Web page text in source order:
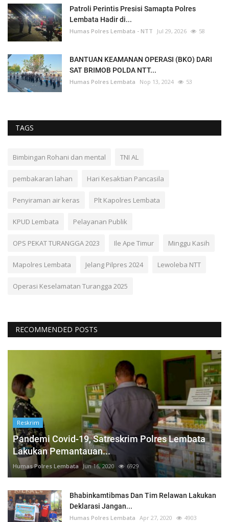
Patroli Perintis Presisi Samapta Polres
Lembata Hadir di...
Humas Polres Lembata - NTT Jul 29, 2026 58
BANTUAN KEAMANAN OPERASI (BKO) DARI
SAT BRIMOB POLDA NTT...
Humas Polres Lembata Nop 13, 2024 53
TAGS
Bimbingan Rohani dan mental TNI AL
pembakaran lahan Hari Kesaktian Pancasila
Penyiraman air keras Plt Kapolres Lembata
KPUD Lembata Pelayanan Publik
OPS PEKAT TURANGGA 2023 Ile Ape Timur Minggu Kasih
Mapolres Lembata Jelang Pilpres 2024 Lewoleba NTT
Operasi Keselamatan Turangga 2025
RECOMMENDED POSTS
Reskrim
Pandemi Covid-19, Satreskrim Polres Lembata
Lakukan Pemantauan...
Humas Polres Lembata Jun 16, 2020 6929
Bhabinkamtibmas Dan Tim Relawan Lakukan
Deklarasi Jangan...
Humas Polres Lembata Apr 27, 2020 4903